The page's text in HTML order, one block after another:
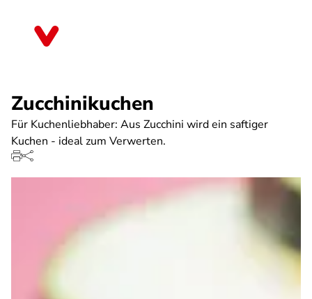
Zucchinikuchen
Für Kuchenliebhaber: Aus Zucchini wird ein saftiger
Kuchen - ideal zum Verwerten.